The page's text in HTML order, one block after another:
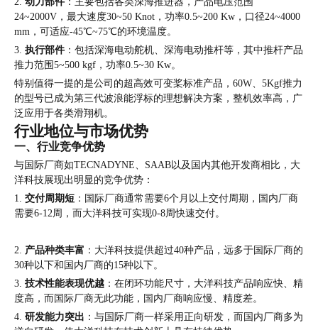
24~2000V，最大速度30~50 Knot，功率0.5~200 Kw，口径24~4000
mm，可适应-45℃~75℃的环境温度。
3. 执行部件 ：包括深海电动舵机、深海电动推杆等，其中推杆产品
推力范围5~500 kgf，功率0.5~30 Kw。
特别值得一提的是公司的超高效可变桨标准产品，60W、5Kgf推力
的型号已成为第三代波浪能浮标的理想解决方案，整机效率高，广
泛应用于各类滑翔机。
行业地位与市场优势
一、 行业竞争优势
与国际厂商如TECNADYNE、SAAB以及国内其他开发商相比，大
洋科技展现出明显的竞争优势：
1. 交付周期短 ：国际厂商通常需要6个月以上交付周期，国内厂商
需要6-12周，而大洋科技可实现0-8周快速交付。
2. 产品种类丰富 ：大洋科技提供超过40种产品，远多于国际厂商的
30种以下和国内厂商的15种以下。
3. 技术性能表现优越 ：在闭环功能尺寸，大洋科技产品响应快、精
度高，而国际厂商无此功能，国内厂商响应慢、精度差。
4. 研发能力突出 ：与国际厂商一样采用正向研发，而国内厂商多为